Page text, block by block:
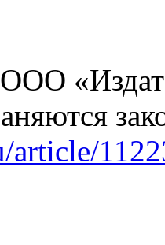
article/